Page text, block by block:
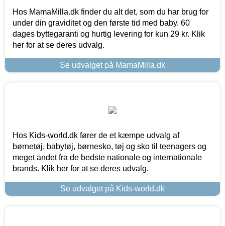
Hos MamaMilla.dk finder du alt det, som du har brug for
under din graviditet og den første tid med baby. 60
dages byttegaranti og hurtig levering for kun 29 kr. Klik
her for at se deres udvalg.
Se udvalget på MamaMilla.dk
Hos Kids-world.dk fører de et kæmpe udvalg af
børnetøj, babytøj, børnesko, tøj og sko til teenagers og
meget andet fra de bedste nationale og internationale
brands. Klik her for at se deres udvalg.
Se udvalget på Kids-world.dk